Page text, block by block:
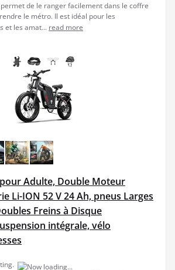
de le ranger facilement dans le coffre
le métro. Il est idéal pour les
et les amat... read more
Adulte, Double Moteur
Li-ION 52 V 24 Ah, pneus Larges
Freins à Disque
intégrale, vélo